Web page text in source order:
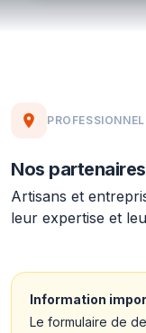
Nos
Artisans et
leur expertise et
Information
Le formulaire de